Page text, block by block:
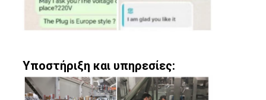
Υποστήριξη και υπηρεσίες: